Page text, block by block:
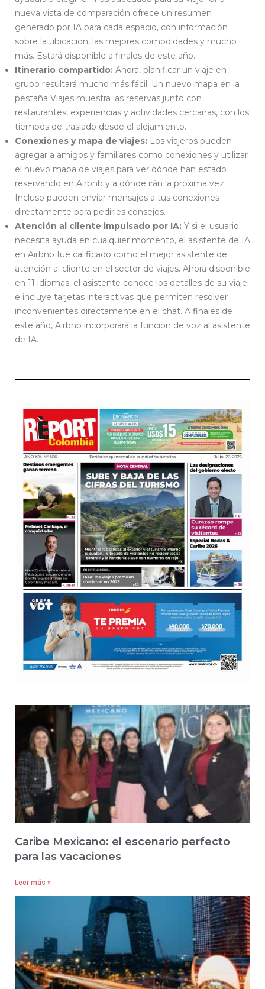
nueva vista de comparación ofrece un resumen
generado por IA para cada espacio, con información
sobre la ubicación, las mejores comodidades y mucho
más. Estará disponible a finales de este año.
Itinerario compartido: Ahora, planificar un viaje en
grupo resultará mucho más fácil. Un nuevo mapa en la
pestaña Viajes muestra las reservas junto con
restaurantes, experiencias y actividades cercanas, con los
tiempos de traslado desde el alojamiento.
Conexiones y mapa de viajes: Los viajeros pueden
agregar a amigos y familiares como conexiones y utilizar
el nuevo mapa de viajes para ver dónde han estado
reservando en Airbnb y a dónde irán la próxima vez.
Incluso pueden enviar mensajes a tus conexiones
directamente para pedirles consejos.
Atención al cliente impulsado por IA: Y si el usuario
necesita ayuda en cualquier momento, el asistente de IA
en Airbnb fue calificado como el mejor asistente de
atención al cliente en el sector de viajes. Ahora disponible
en 11 idiomas, el asistente conoce los detalles de su viaje
e incluye tarjetas interactivas que permiten resolver
inconvenientes directamente en el chat. A finales de
este año, Airbnb incorporará la función de voz al asistente
de IA.
Caribe Mexicano: el escenario perfecto
para las vacaciones
Leer más »